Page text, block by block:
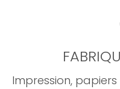
Impression,